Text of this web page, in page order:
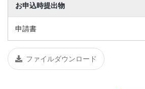
お申込時提出物
申請書
ファイルダウンロード